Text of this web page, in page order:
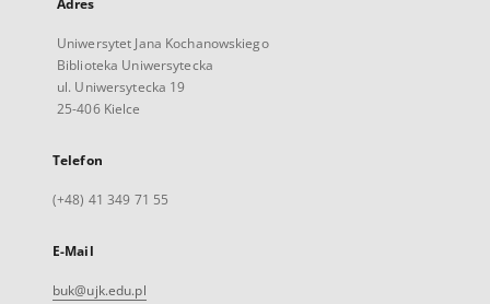
Adres
Uniwersytet Jana Kochanowskiego
Biblioteka Uniwersytecka
ul. Uniwersytecka 19
25-406 Kielce
Telefon
(+48) 41 349 71 55
E-Mail
buk@ujk.edu.pl